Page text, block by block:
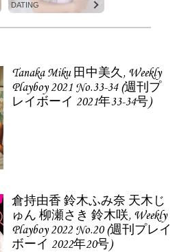
DATING
Tanaka Miku 田中美久, Weekly
Playboy 2021 No.33-34 (週刊プ
レイボーイ 2021年33-34号)
倉持由香 鈴木ふみ奈 天木じ
ゅん 柳瀬さき 鈴木咲, Weekly
Playboy 2022 No.20 (週刊プレイ
ボーイ 2022年20号)